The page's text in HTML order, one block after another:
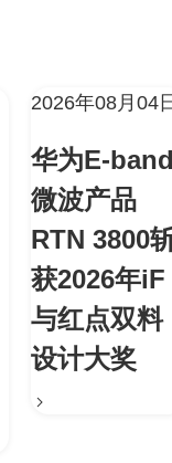
2026年08月04
华为E-
微波产品
RTN 3800
获2026年iF
与红点双料
设计大奖